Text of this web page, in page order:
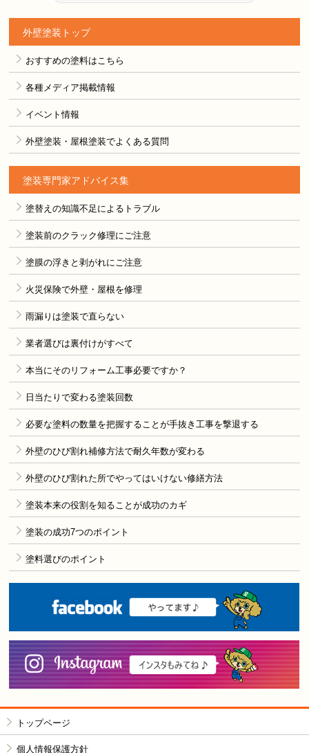
外壁塗装トップ
おすすめの塗料はこちら
各種メディア掲載情報
イベント情報
外壁塗装・屋根塗装でよくある質問
塗装専門家アドバイス集
塗替えの知識不足によるトラブル
塗装前のクラック修理にご注意
塗膜の浮きと剥がれにご注意
火災保険で外壁・屋根を修理
雨漏りは塗装で直らない
業者選びは裏付けがすべて
本当にそのリフォーム工事必要ですか？
日当たりで変わる塗装回数
必要な塗料の数量を把握することが手抜き工事を撃退する
外壁のひび割れ補修方法で耐久年数が変わる
外壁のひび割れた所でやってはいけない修繕方法
塗装本来の役割を知ることが成功のカギ
塗装の成功7つのポイント
塗料選びのポイント
トップページ
個人情報保護方針